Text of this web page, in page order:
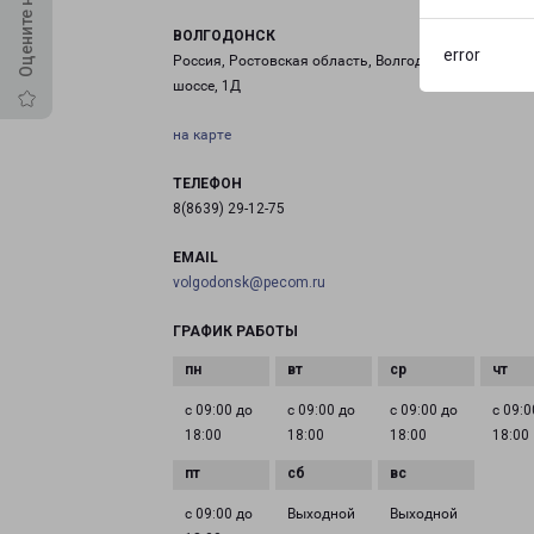
error
ВОЛГОДОНСК
Россия, Ростовская область, Волгодонск,
шоссе, 1Д
на карте
ТЕЛЕФОН
8(8639) 29-12-75
EMAIL
volgodonsk@pecom.ru
ГРАФИК РАБОТЫ
с 09:00 до
18:00
с 09:00 до
18:00
с 09:00 до
18:00
с
18:00
с 09:00 до
Выходной Выходной